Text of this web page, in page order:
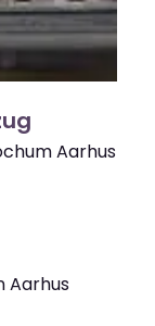
Aarhus
Aarhus